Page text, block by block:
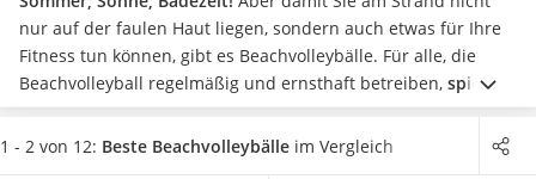
Trekkingschuhe Herren
Reisetasche mit Rollen
Klimmzugstation
Koffer
Nachtsichtgerät
nur auf der faulen Haut liegen, sondern auch etwas für Ihre
Fitness tun können, gibt es Beachvolleybälle. Für alle, die
Beachvolleyball regelmäßig und ernsthaft betreiben, spielen
Ballkontrolle und Schlagpräzision die größte Rolle. Je besser
der Volleyball verarbeitet ist, desto höher fallen diese beiden
1 - 2 von 12: Beste Beachvolleybälle im Vergleich